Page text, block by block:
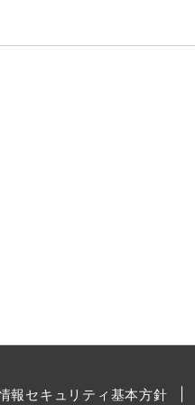
報セキュリティ基本方針